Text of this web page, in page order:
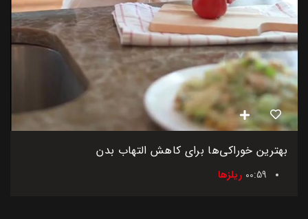
بهترین خوراکی‌ها برای کاهش التهاب بدن
00:59 ریلزها